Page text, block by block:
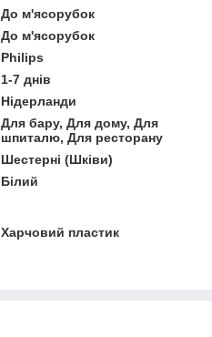
До м'ясорубок
До м'ясорубок
Philips
1-7 днів
Нідерланди
Для бару, Для дому, Для
шпиталю, Для ресторану
Шестерні (Шківи)
Білий
Харчовий пластик